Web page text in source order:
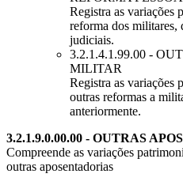
Registra as variações
reforma dos militares,
judiciais.
3.2.1.4.1.99.00 -
MILITAR
Registra as variações
outras reformas a
anteriormente.
3.2.1.9.0.00.00 - OUTRAS
Compreende as variações
outras aposentadorias